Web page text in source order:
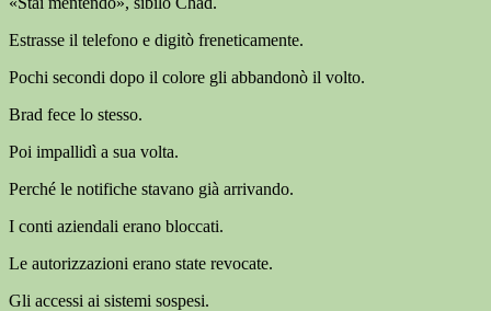
Estrasse il telefono e digitò freneticamente.
Pochi secondi dopo il colore gli abbandonò il volto.
Brad fece lo stesso.
Poi impallidì a sua volta.
Perché le notifiche stavano già arrivando.
I conti aziendali erano bloccati.
Le autorizzazioni erano state revocate.
Gli accessi ai sistemi sospesi.